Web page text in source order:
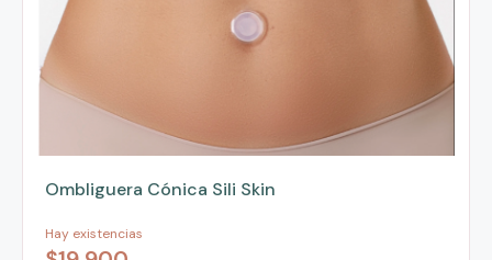
Ombliguera Cónica Sili Skin
Hay existencias